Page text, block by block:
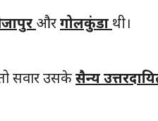
औरगोलकुंडा थी।
सवार उसकेसैन्य